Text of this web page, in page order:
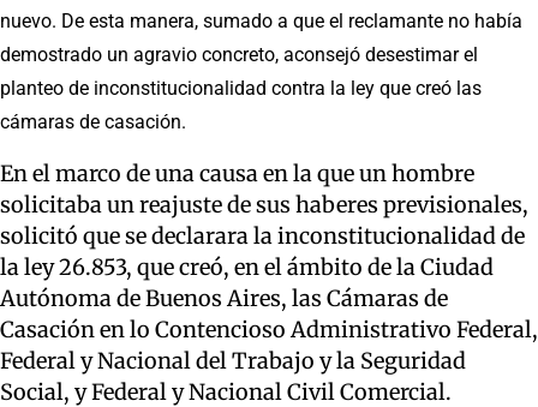
nuevo. De esta manera, sumado a que el reclamante no había
demostrado un agravio concreto, aconsejó desestimar el
planteo de inconstitucionalidad contra la ley que creó las
cámaras de casación.
En el marco de una causa en la que un hombre
solicitaba un reajuste de sus haberes previsionales,
solicitó que se declarara la inconstitucionalidad de
la ley 26.853, que creó, en el ámbito de la Ciudad
Autónoma de Buenos Aires, las Cámaras de
Casación en lo Contencioso Administrativo Federal,
Federal y Nacional del Trabajo y la Seguridad
Social, y Federal y Nacional Civil Comercial.